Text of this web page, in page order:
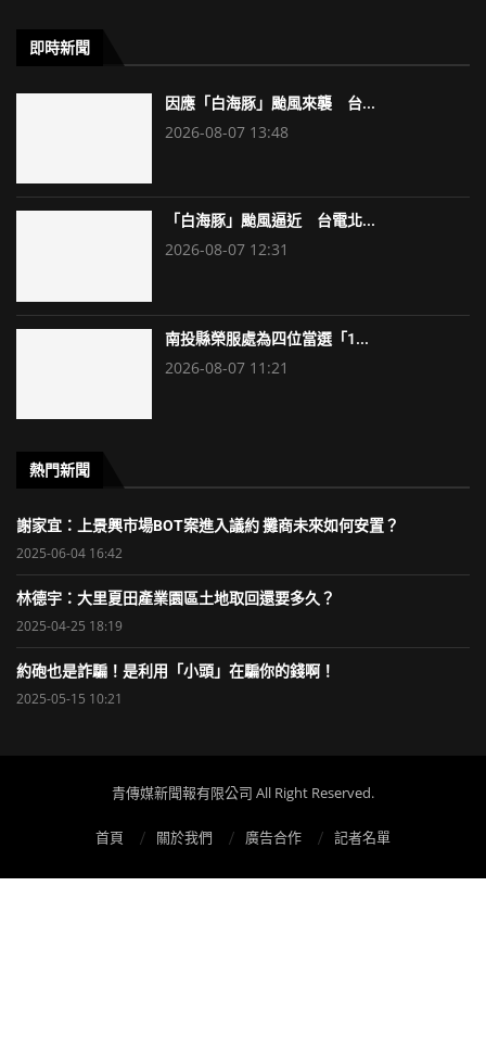
即時新聞
因應「白海豚」颱風來襲 台...
2026-08-07 13:48
「白海豚」颱風逼近 台電北...
2026-08-07 12:31
南投縣榮服處為四位當選「1...
2026-08-07 11:21
熱門新聞
謝家宜：上景興市場BOT案進入議約 攤商未來如何安置？
2025-06-04 16:42
林德宇：大里夏田產業園區土地取回還要多久？
2025-04-25 18:19
約砲也是詐騙！是利用「小頭」在騙你的錢啊！
2025-05-15 10:21
青傳媒新聞報有限公司 All Right Reserved.
首頁 關於我們 廣告合作 記者名單